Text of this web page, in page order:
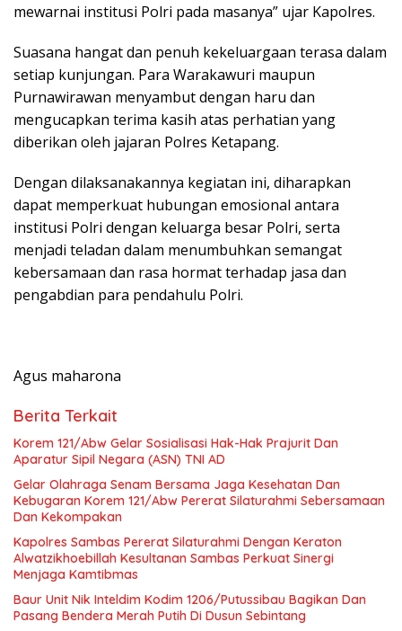
mewarnai institusi Polri pada masanya” ujar Kapolres.
Suasana hangat dan penuh kekeluargaan terasa dalam
setiap kunjungan. Para Warakawuri maupun
Purnawirawan menyambut dengan haru dan
mengucapkan terima kasih atas perhatian yang
diberikan oleh jajaran Polres Ketapang.
Dengan dilaksanakannya kegiatan ini, diharapkan
dapat memperkuat hubungan emosional antara
institusi Polri dengan keluarga besar Polri, serta
menjadi teladan dalam menumbuhkan semangat
kebersamaan dan rasa hormat terhadap jasa dan
pengabdian para pendahulu Polri.
Agus maharona
Berita Terkait
Korem 121/Abw Gelar Sosialisasi Hak-Hak Prajurit Dan
Aparatur Sipil Negara (ASN) TNI AD
Gelar Olahraga Senam Bersama Jaga Kesehatan Dan
Kebugaran Korem 121/Abw Pererat Silaturahmi Sebersamaan
Dan Kekompakan
‎Kapolres Sambas Pererat Silaturahmi Dengan Keraton
Alwatzikhoebillah Kesultanan Sambas Perkuat Sinergi
Menjaga Kamtibmas
Baur Unit Nik Inteldim Kodim 1206/Putussibau Bagikan Dan
Pasang Bendera Merah Putih Di Dusun Sebintang